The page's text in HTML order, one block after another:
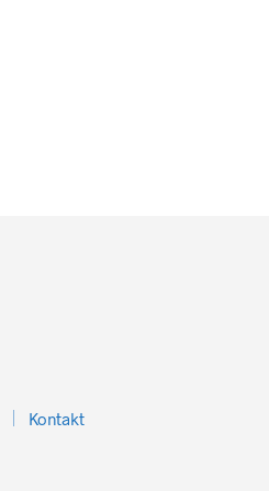
Kontakt